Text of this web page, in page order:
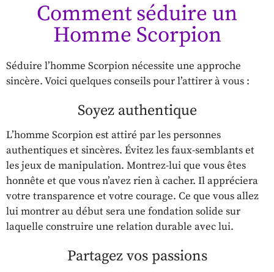
Comment séduire un
Homme Scorpion
Séduire l’homme Scorpion nécessite une approche
sincère. Voici quelques conseils pour l’attirer à vous :
Soyez authentique
L’homme Scorpion est attiré par les personnes
authentiques et sincères. Évitez les faux-semblants et
les jeux de manipulation. Montrez-lui que vous êtes
honnête et que vous n’avez rien à cacher. Il appréciera
votre transparence et votre courage. Ce que vous allez
lui montrer au début sera une fondation solide sur
laquelle construire une relation durable avec lui.
Partagez vos passions